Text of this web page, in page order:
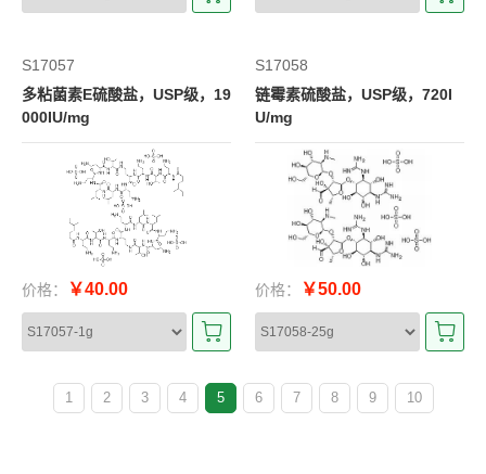
S17057
多粘菌素E硫酸盐，USP级，19
000IU/mg
价格： ￥40.00
S17058
链霉素硫酸盐，USP级，720I
U/mg
价格： ￥50.00
1 2 3 4 5 6 7 8 9 10